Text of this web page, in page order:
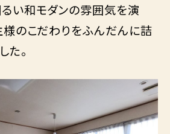
い和モダンの雰囲気を演
様のこだわりをふんだんに詰
た。